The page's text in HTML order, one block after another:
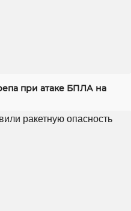
при атаке БПЛА на